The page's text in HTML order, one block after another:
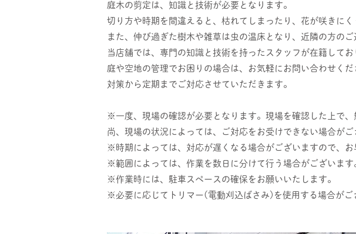
庭木の剪定は、知識と技術が必要となります。
切り方や時期を間違えると、枯れてしまったり、花が咲きにく
また、伸び過ぎた樹木や雑草は虫の温床となり、近隣の方のご
当店舗では、専門の知識と技術を持ったスタッフが在籍してお
庭や空地の管理でお困りの場合は、お気軽にお問い合わせくだ
対策から定期までご対応させていただきます。
※一度、現場の確認が必要となります。現場を確認した上で
尚、現場の状況によっては、ご対応をお受けできない場合がご
※時期によっては、対応が遅くなる場合がございますので、お
※範囲によっては、作業を数日に分けて行う場合がございます
※作業時には、駐車スペースの確保をお願いいたします。
※必要に応じてトリマー(電動刈込ばさみ)を使用する場合がご